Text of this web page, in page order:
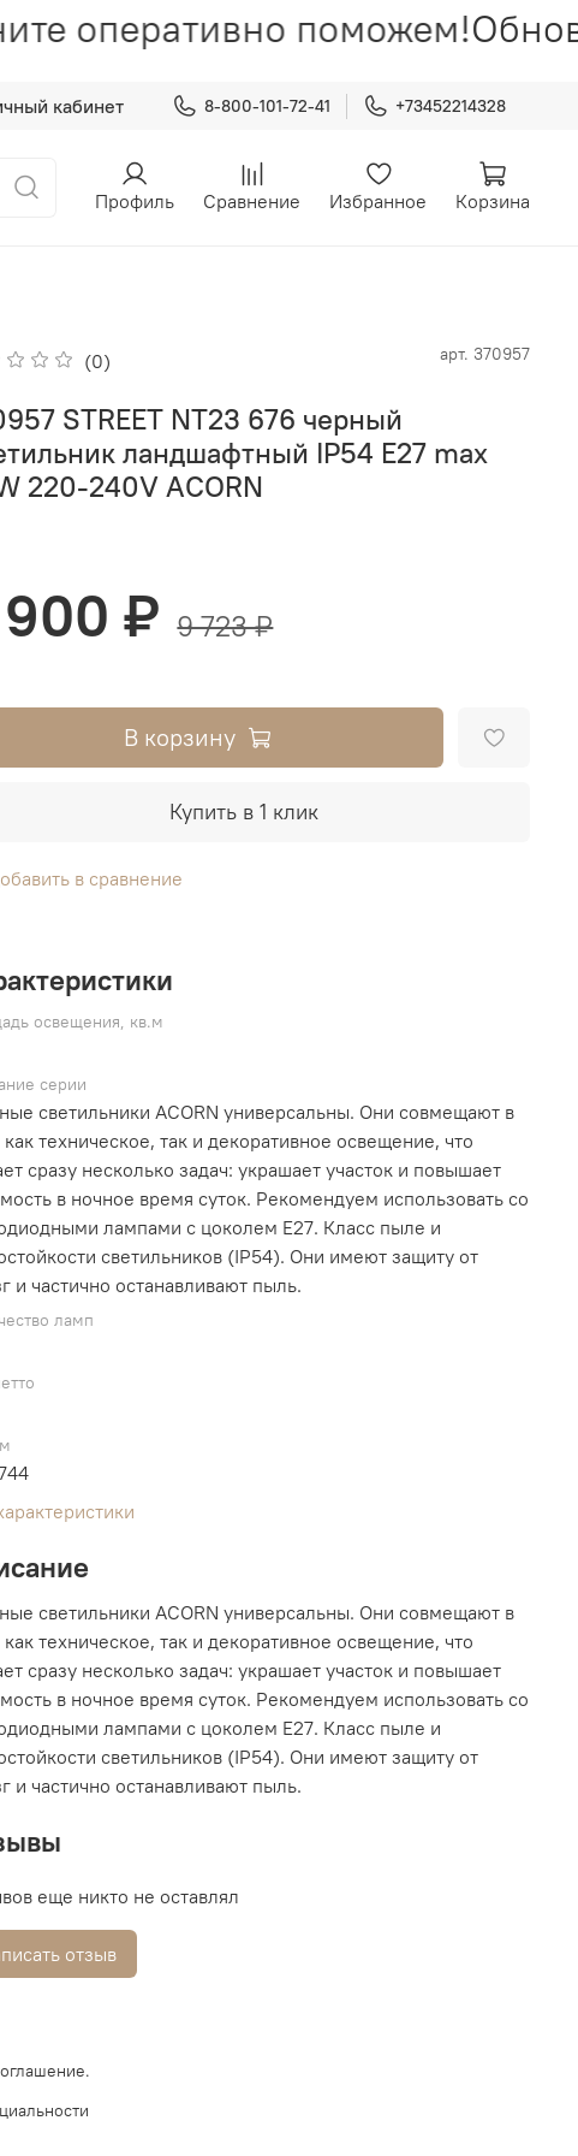
оперативно поможем!
кабинет 8-800-101-72-41 +73452214328
Профиль Сравнение Избранное Корзина
(0) арт. 370957
STREET NT23 676 черный
ландшафтный IP54 E27 max
220-240V ACORN
₽ 9 723 ₽
В корзину
Купить в 1 клик
в сравнение
освещения, кв.м
серии
светильники ACORN универсальны. Они совмещают в
как техническое, так и декоративное освещение, что
сразу несколько задач: украшает участок и повышает
в ночное время суток. Рекомендуем использовать со
лампами с цоколем Е27. Класс пыле и
светильников (IP54). Они имеют защиту от
и частично останавливают пыль.
ламп
светильники ACORN универсальны. Они совмещают в
как техническое, так и декоративное освещение, что
сразу несколько задач: украшает участок и повышает
в ночное время суток. Рекомендуем использовать со
лампами с цоколем Е27. Класс пыле и
светильников (IP54). Они имеют защиту от
и частично останавливают пыль.
еще никто не оставлял
отзыв